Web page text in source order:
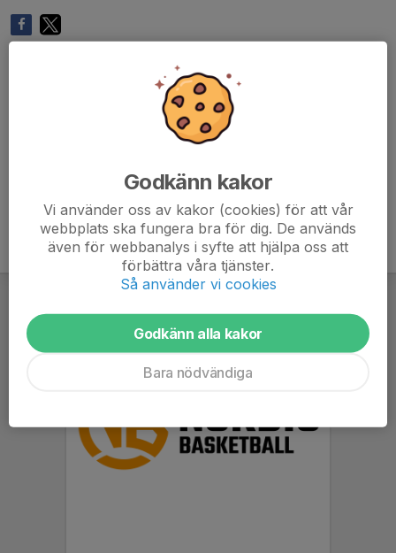
Godkänn kakor
Vi använder oss av kakor (cookies) för att vår
webbplats ska fungera bra för dig. De används
även för webbanalys i syfte att hjälpa oss att
förbättra våra tjänster.
Så använder vi cookies
Godkänn alla kakor
Bara nödvändiga